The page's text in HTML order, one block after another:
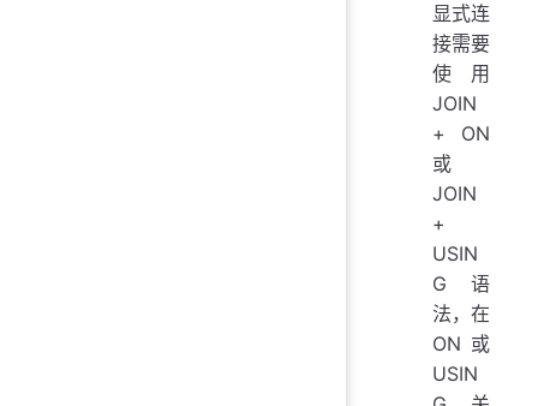
显式连
接需要
使用
JOIN
+ ON
或
JOIN
+
USIN
G 语
法，在
ON 或
USIN